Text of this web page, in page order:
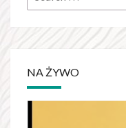
for:
NA ŻYWO